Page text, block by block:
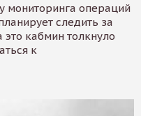
мониторинга операций
следить за
это кабмин толкнуло
к